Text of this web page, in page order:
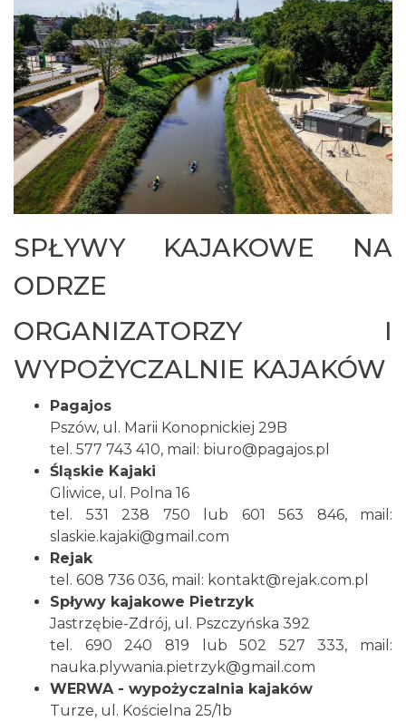
SPŁYWY KAJAKOWE NA
ODRZE
ORGANIZATORZY I
WYPOŻYCZALNIE KAJAKÓW
Pagajos
Pszów, ul. Marii Konopnickiej 29B
tel. 577 743 410, mail: biuro@pagajos.pl
Śląskie Kajaki
Gliwice, ul. Polna 16
tel. 531 238 750 lub 601 563 846, mail:
slaskie.kajaki@gmail.com
Rejak
tel. 608 736 036, mail: kontakt@rejak.com.pl
Spływy kajakowe Pietrzyk
Jastrzębie-Zdrój, ul. Pszczyńska 392
tel. 690 240 819 lub 502 527 333, mail:
nauka.plywania.pietrzyk@gmail.com
WERWA - wypożyczalnia kajaków
Turze, ul. Kościelna 25/1b